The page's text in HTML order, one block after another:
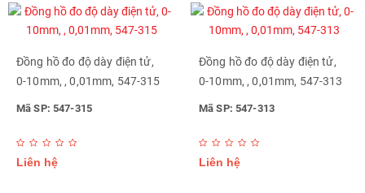
Đồng hồ đo độ dày điện tử,
0-10mm, , 0,01mm, 547-315
Mã SP: 547-315
Liên hệ
Đồng hồ đo độ dày điện tử,
0-10mm, , 0,01mm, 547-313
Mã SP: 547-313
Liên hệ